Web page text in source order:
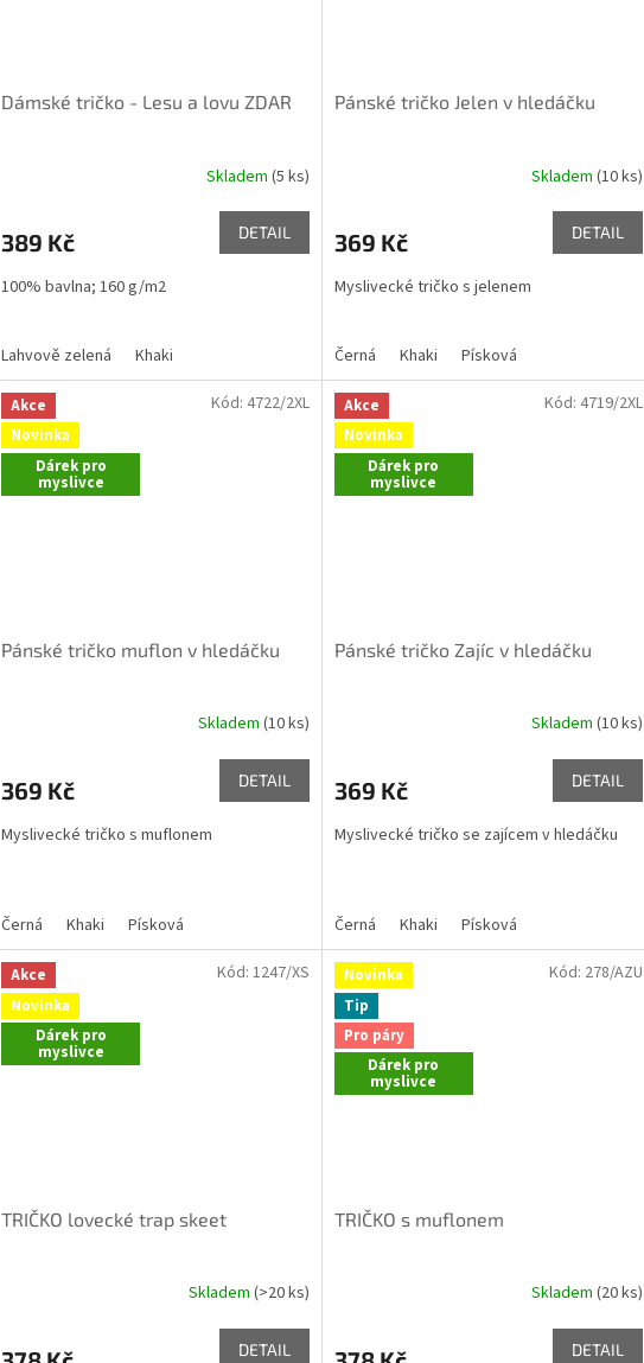
Dámské tričko - Lesu a lovu ZDAR
Skladem (5 ks)
389 Kč DETAIL
100% bavlna; 160 g/m2
Lahvově zelená Khaki
Pánské tričko Jelen v hledáčku
je
z
Skladem (10 ks)
369 Kč DETAIL
Myslivecké tričko s jelenem
Černá Khaki Písková
Akce
Novinka
Dárek pro
myslivce
Pánské tričko muflon v hledáčku
Skladem (10 ks)
369 Kč DETAIL
Myslivecké tričko s muflonem
Černá Khaki Písková
Kód: 4722/2XL
Akce
Novinka
Dárek pro
myslivce
Pánské tričko Zajíc v hledáčku
Skladem (10 ks)
369 Kč DETAIL
Myslivecké tričko se zajícem v hledáčku
Černá Khaki Písková
Kód: 4719/2XL
Akce
Novinka
Dárek pro
myslivce
TRIČKO lovecké trap skeet
Skladem (>20 ks)
DETAIL
Kód: 1247/XS
Novinka
Tip
Pro páry
Dárek pro
myslivce
TRIČKO s muflonem
Skladem (20 ks)
DETAIL
Kód: 278/AZU